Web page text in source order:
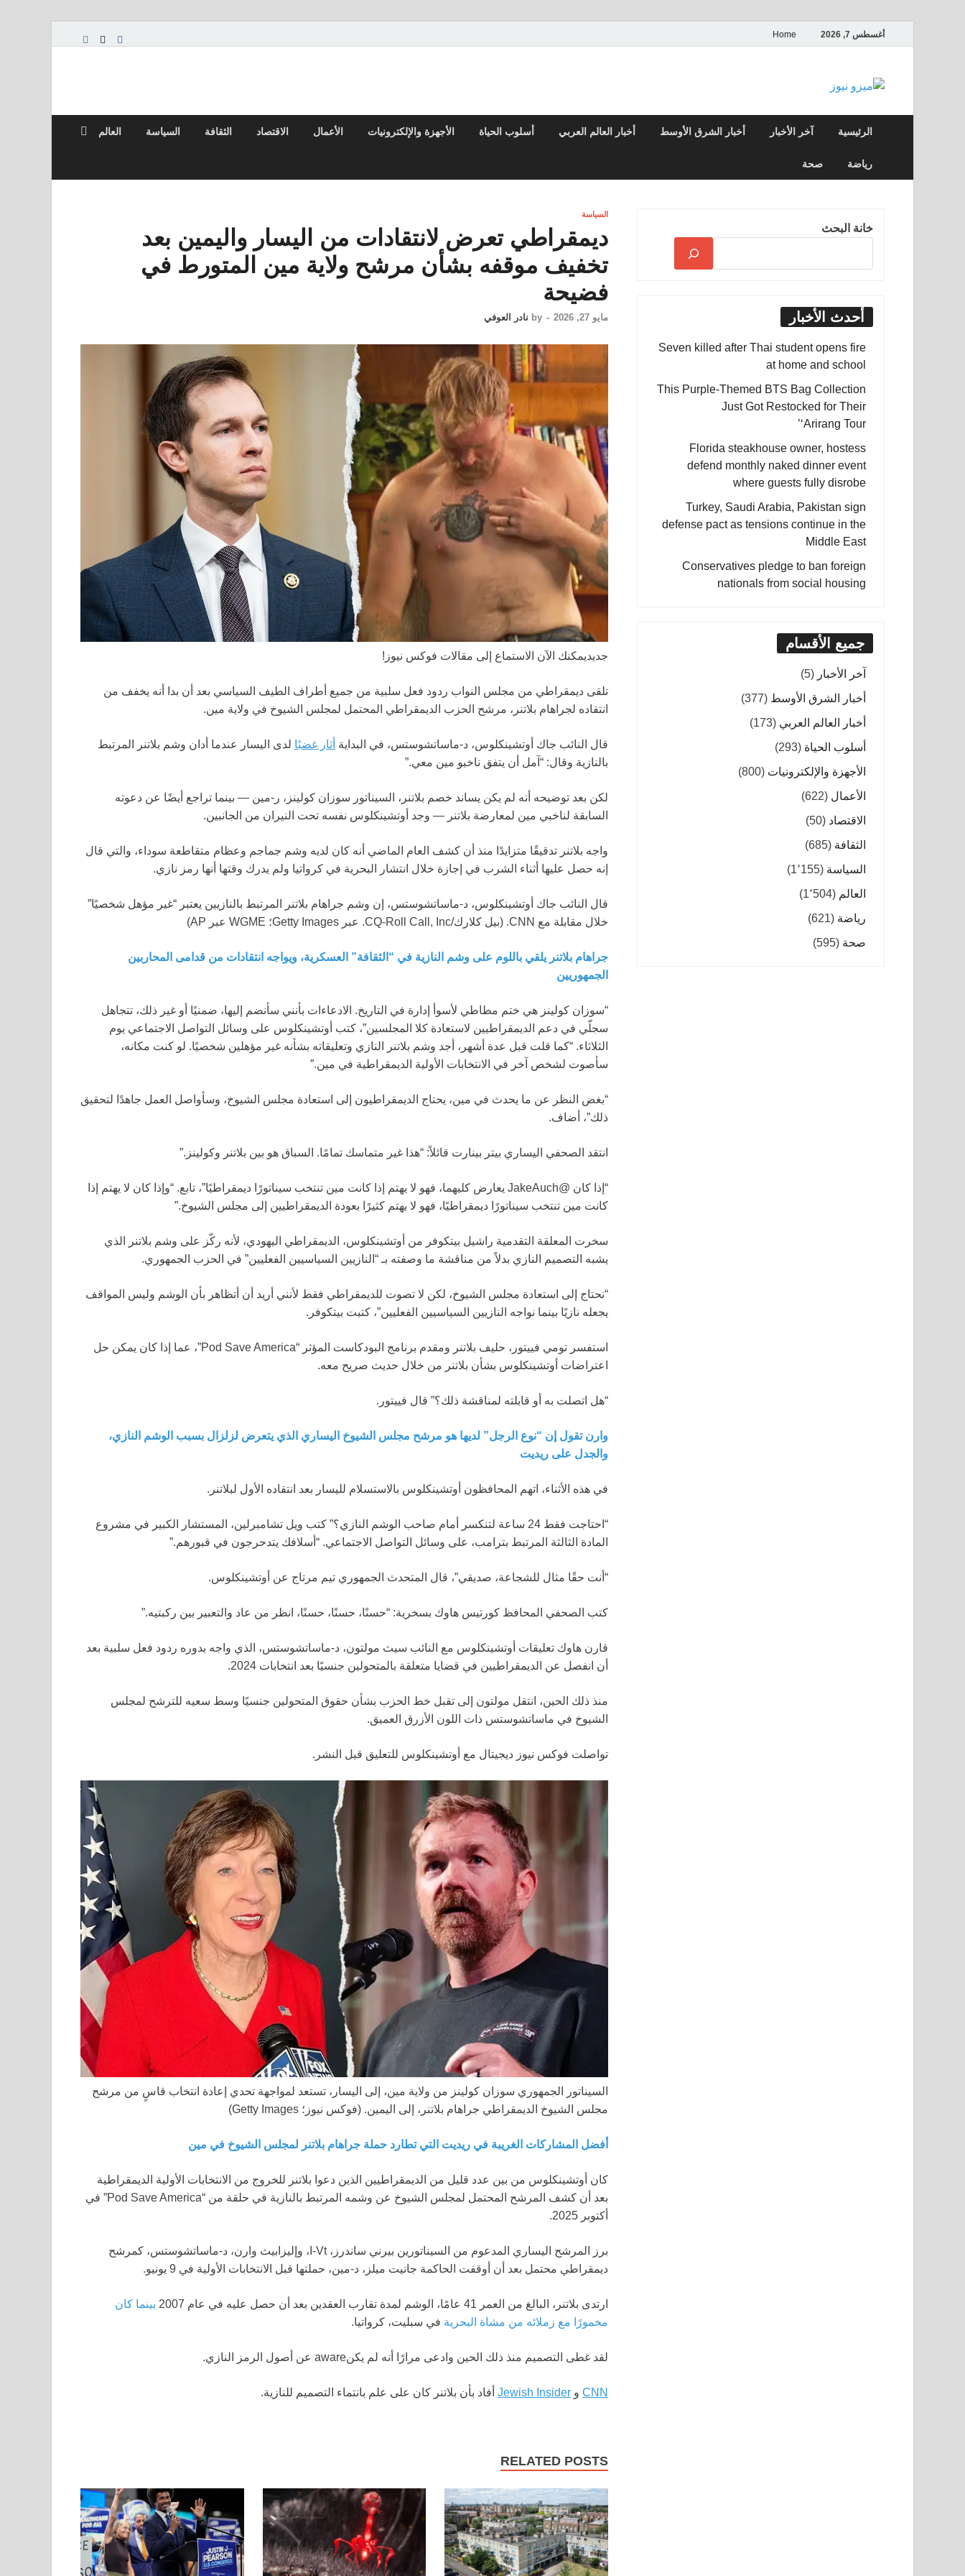
أغسطس 7, 2026 Home
ميزو نيوز
الرئيسية آخر الأخبار أخبار الشرق الأوسط أخبار العالم العربي أسلوب الحياة الأجهزة والإلكترونيات الأعمال الاقتصاد الثقافة السياسة العالم
رياضة صحة
السياسة
ديمقراطي تعرض لانتقادات من اليسار واليمين بعد
تخفيف موقفه بشأن مرشح ولاية مين المتورط في
فضيحة
مايو 27, 2026 -
by نادر العوفي
جديديمكنك الآن الاستماع إلى مقالات فوكس نيوز!
تلقى ديمقراطي من مجلس النواب ردود فعل سلبية من جميع أطراف الطيف السياسي بعد أن بدا أنه يخفف من
انتقاده لجراهام بلاتنر، مرشح الحزب الديمقراطي المحتمل لمجلس الشيوخ في ولاية مين.
قال النائب جاك أوتشينكلوس، د-ماساتشوستس، في البداية أثار غضبًا لدى اليسار عندما أدان وشم بلاتنر المرتبط
بالنازية وقال: “آمل أن يتفق ناخبو مين معي.”
لكن بعد توضيحه أنه لم يكن يساند خصم بلاتنر، السيناتور سوزان كولينز، ر-مين — بينما تراجع أيضًا عن دعوته
السابقة لناخبي مين لمعارضة بلاتنر — وجد أوتشينكلوس نفسه تحت النيران من الجانبين.
واجه بلاتنر تدقيقًا متزايدًا منذ أن كشف العام الماضي أنه كان لديه وشم جماجم وعظام متقاطعة سوداء، والتي قال
إنه حصل عليها أثناء الشرب في إجازة خلال انتشار البحرية في كرواتيا ولم يدرك وقتها أنها رمز نازي.
قال النائب جاك أوتشينكلوس، د-ماساتشوستس، إن وشم جراهام بلاتنر المرتبط بالنازيين يعتبر “غير مؤهل شخصيًا”
خلال مقابلة مع CNN.
(بيل كلارك/CQ-Roll Call, Inc. عبر Getty Images؛ WGME عبر AP)
جراهام بلاتنر يلقي باللوم على وشم النازية في “الثقافة” العسكرية، ويواجه انتقادات من قدامى المحاربين
الجمهوريين
“سوزان كولينز هي ختم مطاطي لأسوأ إدارة في التاريخ. الادعاءات بأنني سأنضم إليها، ضمنيًا أو غير ذلك، تتجاهل
سجلّي في دعم الديمقراطيين لاستعادة كلا المجلسين”، كتب أوتشينكلوس على وسائل التواصل الاجتماعي يوم
الثلاثاء. “كما قلت قبل عدة أشهر، أجد وشم بلاتنر النازي وتعليقاته بشأنه غير مؤهلين شخصيًا. لو كنت مكانه،
سأصوت لشخص آخر في الانتخابات الأولية الديمقراطية في مين.”
“بغض النظر عن ما يحدث في مين، يحتاج الديمقراطيون إلى استعادة مجلس الشيوخ، وسأواصل العمل جاهدًا لتحقيق
ذلك”، أضاف.
انتقد الصحفي اليساري بيتر بينارت قائلاً: “هذا غير متماسك تمامًا. السباق هو بين بلاتنر وكولينز.”
“إذا كان @JakeAuch يعارض كليهما، فهو لا يهتم إذا كانت مين تنتخب سيناتورًا ديمقراطيًا”، تابع. “وإذا كان لا يهتم إذا
كانت مين تنتخب سيناتورًا ديمقراطيًا، فهو لا يهتم كثيرًا بعودة الديمقراطيين إلى مجلس الشيوخ.”
سخرت المعلقة التقدمية راشيل بيتكوفر من أوتشينكلوس، الديمقراطي اليهودي، لأنه ركّز على وشم بلاتنر الذي
يشبه التصميم النازي بدلاً من مناقشة ما وصفته بـ “النازيين السياسيين الفعليين” في الحزب الجمهوري.
“نحتاج إلى استعادة مجلس الشيوخ، لكن لا تصوت للديمقراطي فقط لأنني أريد أن أتظاهر بأن الوشم وليس المواقف
يجعله نازيًا بينما نواجه النازيين السياسيين الفعليين”، كتبت بيتكوفر.
استفسر تومي فييتور، حليف بلاتنر ومقدم برنامج البودكاست المؤثر “Pod Save America”، عما إذا كان يمكن حل
اعتراضات أوتشينكلوس بشأن بلاتنر من خلال حديث صريح معه.
“هل اتصلت به أو قابلته لمناقشة ذلك؟” قال فييتور.
وارن تقول إن “نوع الرجل” لديها هو مرشح مجلس الشيوخ اليساري الذي يتعرض لزلزال بسبب الوشم النازي،
والجدل على ريديت
في هذه الأثناء، اتهم المحافظون أوتشينكلوس بالاستسلام لليسار بعد انتقاده الأول لبلاتنر.
“احتاجت فقط 24 ساعة لتنكسر أمام صاحب الوشم النازي؟” كتب ويل تشامبرلين، المستشار الكبير في مشروع
المادة الثالثة المرتبط بترامب، على وسائل التواصل الاجتماعي. “أسلافك يتدحرجون في قبورهم.”
“أنت حقًا مثال للشجاعة، صديقي”، قال المتحدث الجمهوري تيم مرتاج عن أوتشينكلوس.
كتب الصحفي المحافظ كورتيس هاوك بسخرية: “حسنًا، حسنًا، حسنًا، انظر من عاد والتعبير بين ركبتيه.”
قارن هاوك تعليقات أوتشينكلوس مع النائب سيث مولتون، د-ماساتشوستس، الذي واجه بدوره ردود فعل سلبية بعد
أن انفصل عن الديمقراطيين في قضايا متعلقة بالمتحولين جنسيًا بعد انتخابات 2024.
منذ ذلك الحين، انتقل مولتون إلى تقبل خط الحزب بشأن حقوق المتحولين جنسيًا وسط سعيه للترشح لمجلس
الشيوخ في ماساتشوستس ذات اللون الأزرق العميق.
تواصلت فوكس نيوز ديجيتال مع أوتشينكلوس للتعليق قبل النشر.
السيناتور الجمهوري سوزان كولينز من ولاية مين، إلى اليسار، تستعد لمواجهة تحدي إعادة انتخاب قاسٍ من مرشح
مجلس الشيوخ الديمقراطي جراهام بلاتنر، إلى اليمين. (فوكس نيوز؛ Getty Images)
أفضل المشاركات الغريبة في ريديت التي تطارد حملة جراهام بلاتنر لمجلس الشيوخ في مين
كان أوتشينكلوس من بين عدد قليل من الديمقراطيين الذين دعوا بلاتنر للخروج من الانتخابات الأولية الديمقراطية
بعد أن كشف المرشح المحتمل لمجلس الشيوخ عن وشمه المرتبط بالنازية في حلقة من “Pod Save America” في
أكتوبر 2025.
برز المرشح اليساري المدعوم من السيناتورين بيرني ساندرز، I-Vt، وإليزابيث وارن، د-ماساتشوستس، كمرشح
ديمقراطي محتمل بعد أن أوقفت الحاكمة جانيت ميلز، د-مين، حملتها قبل الانتخابات الأولية في 9 يونيو.
ارتدى بلاتنر، البالغ من العمر 41 عامًا، الوشم لمدة تقارب العقدين بعد أن حصل عليه في عام 2007
بينما كان
مخمورًا مع زملائه من مشاة البحرية في سبليت، كرواتيا.
لقد غطى التصميم منذ ذلك الحين وادعى مرارًا أنه لم يكنaware عن أصول الرمز النازي.
CNN و Jewish Insider أفاد بأن بلاتنر كان على علم بانتماء التصميم للنازية.
RELATED POSTS
خانة البحث
أحدث الأخبار
Seven killed after Thai student opens fire
at home and school
This Purple-Themed BTS Bag Collection
Just Got Restocked for Their
‘Arirang Tour’
Florida steakhouse owner, hostess
defend monthly naked dinner event
where guests fully disrobe
Turkey, Saudi Arabia, Pakistan sign
defense pact as tensions continue in the
Middle East
Conservatives pledge to ban foreign
nationals from social housing
جميع الأقسام
آخر الأخبار (5)
أخبار الشرق الأوسط (377)
أخبار العالم العربي (173)
أسلوب الحياة (293)
الأجهزة والإلكترونيات (800)
الأعمال (622)
الاقتصاد (50)
الثقافة (685)
السياسة (1٬155)
العالم (1٬504)
رياضة (621)
صحة (595)